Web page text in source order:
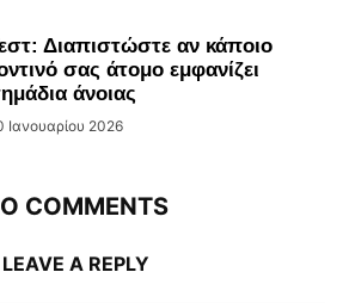
Διαπιστώστε αν κάποιο
σας άτομο εμφανίζει
άνοιας
Ιανουαρίου 2026
COMMENTS
LEAVE A REPLY